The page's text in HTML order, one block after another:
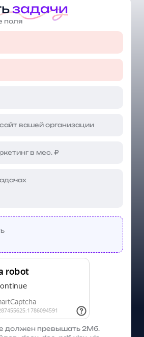
задачи
поля
должен превышать 2Мб.